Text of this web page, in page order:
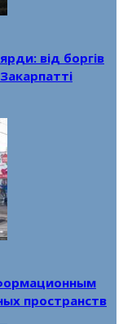
від боргів
пространств